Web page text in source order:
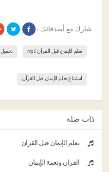
شارك مع أصدقائك ›
تعلم الإيمان قبل القرآن mp3 تحميل
استماع تعلم الإيمان قبل القرآن
ذات صلة
تعلم الإيمان قبل القرآن
القرآن ونعمة الإيمان